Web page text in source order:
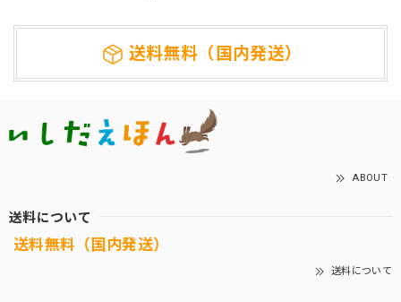
送料無料（国内発送）
ABOUT
送料について
送料無料（国内発送）
送料について